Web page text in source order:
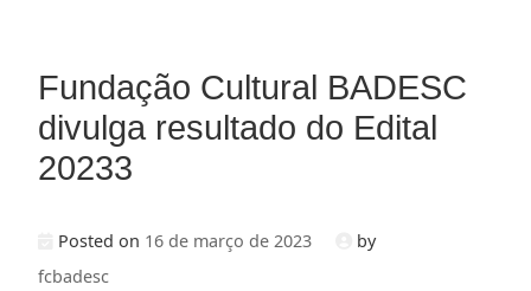
Fundação Cultural BADESC
divulga resultado do Edital
20233
Posted on 16 de março de 2023
by
fcbadesc